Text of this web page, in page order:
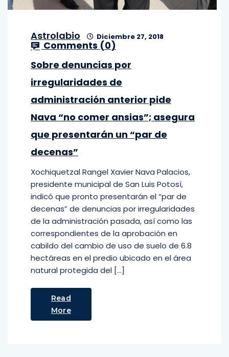
Astrolabio Diciembre 27, 2018
Comments (0)
Sobre denuncias por
irregularidades de
administración anterior pide
Nava “no comer ansias”; asegura
que presentarán un “par de
decenas”
Xochiquetzal Rangel Xavier Nava Palacios,
presidente municipal de San Luis Potosí,
indicó que pronto presentarán el “par de
decenas” de denuncias por irregularidades
de la administración pasada, así como las
correspondientes de la aprobación en
cabildo del cambio de uso de suelo de 6.8
hectáreas en el predio ubicado en el área
natural protegida del […]
Read
More